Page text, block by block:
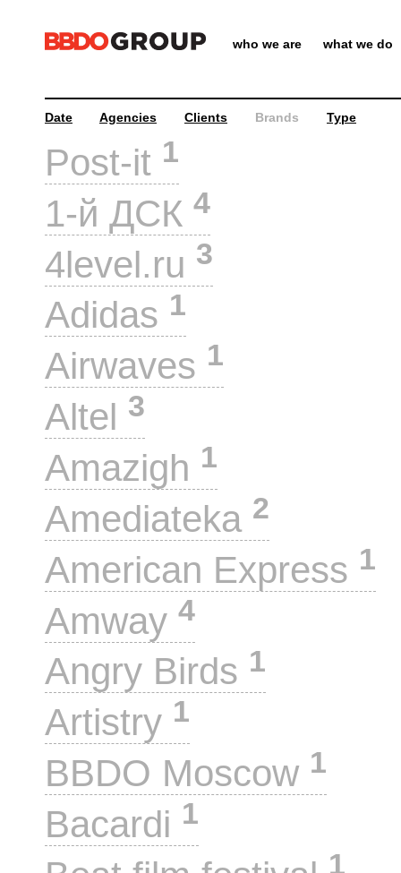
who we are what we do
Date Agencies Clients Brands Type
Post-it 1
1-й ДСК 4
4level.ru 3
Adidas 1
Airwaves 1
Altel 3
Amazigh 1
Amediateka 2
American Express 1
Amway 4
Angry Birds 1
Artistry 1
BBDO Moscow 1
Bacardi 1
1